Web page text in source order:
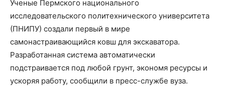
Ученые Пермского национального
исследовательского политехнического университета
(ПНИПУ) создали первый в мире
самонастраивающийся ковш для экскаватора.
Разработанная система автоматически
подстраивается под любой грунт, экономя ресурсы и
ускоряя работу, сообщили в пресс-службе вуза.